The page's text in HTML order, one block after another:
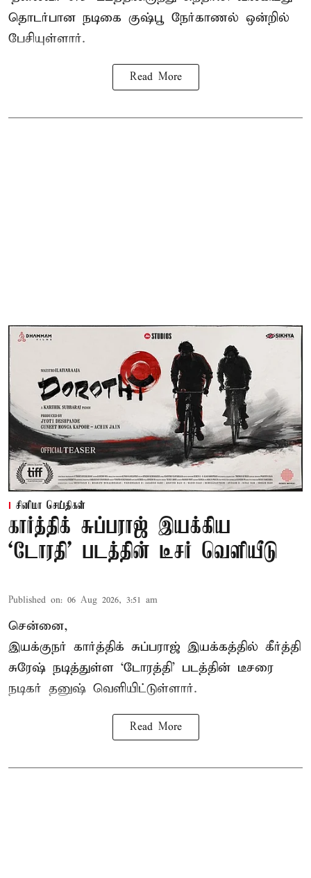
தொடர்பான நடிகை குஷ்பூ நேர்காணல் ஒன்றில்
பேசியுள்ளார்.
Read More
சினிமா செய்திகள்
கார்த்திக் சுப்பராஜ் இயக்கிய
`டோரதி' படத்தின் டீசர் வெளியீடு
Published on: 06 Aug 2026, 3:51 am
சென்னை,
இயக்குநர் கார்த்திக் சுப்பராஜ் இயக்கத்தில் கீர்த்தி
சுரேஷ் நடித்துள்ள `டோரத்தி' படத்தின் டீசரை
நடிகர் தனுஷ் வெளியிட்டுள்ளார்.
Read More